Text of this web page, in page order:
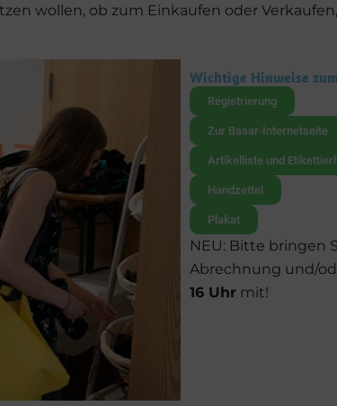
wollen, ob zum Einkaufen oder
Wichtige Hinweise
Registrierung
Zur Basar-Internetseite
Artikelliste und
Handzettel
Plakat
NEU: Bitte bringen
Abrechnung und/
16 Uhr mit!